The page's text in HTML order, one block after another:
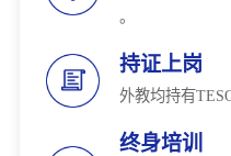
。
持证上岗
外教均持有
终身培训